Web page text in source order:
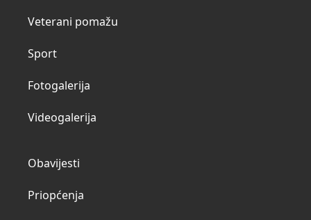
Veterani pomažu
Sport
Fotogalerija
Videogalerija
Obavijesti
Priopćenja